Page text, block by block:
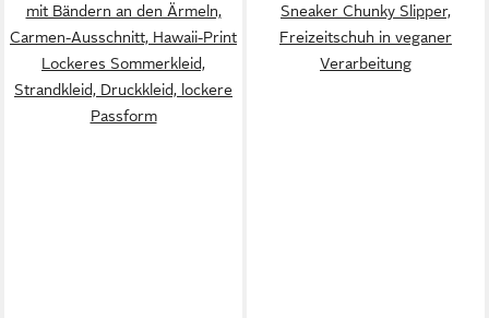
mit Bändern an den Ärmeln,
Carmen-Ausschnitt, Hawaii-Print
Lockeres Sommerkleid,
Strandkleid, Druckkleid, lockere
Passform
Sneaker Chunky Slipper,
Freizeitschuh in veganer
Verarbeitung